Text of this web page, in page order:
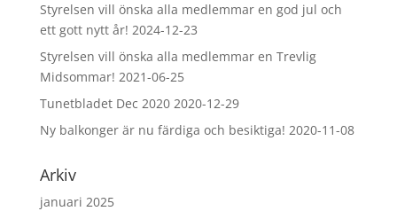
Styrelsen vill önska alla medlemmar en god jul och
ett gott nytt år! 2024-12-23
Styrelsen vill önska alla medlemmar en Trevlig
Midsommar! 2021-06-25
Tunetbladet Dec 2020 2020-12-29
Ny balkonger är nu färdiga och besiktiga! 2020-11-08
Arkiv
januari 2025